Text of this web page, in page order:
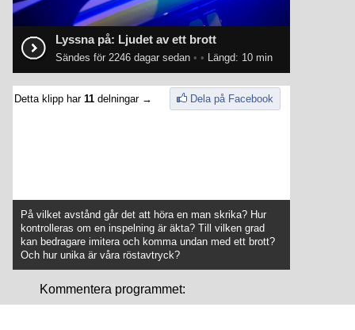
Lyssna på: Ljudet av ett brott
Sändes för 2246 dagar sedan • • Längd: 10 min
Detta klipp har 11 delningar → Dela på Facebook
På vilket avstånd går det att höra en man skrika? Hur
kontrolleras om en inspelning är äkta? Till vilken grad
kan bedragare imitera och komma undan med ett brott?
Och hur unika är våra röstavtryck?
Kommentera programmet: